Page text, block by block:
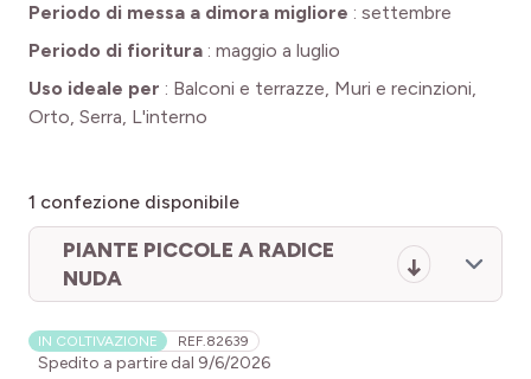
Periodo di messa a dimora migliore : settembre
Periodo di fioritura : maggio a luglio
Uso ideale per : Balconi e terrazze, Muri e recinzioni,
Orto, Serra, L'interno
1 confezione disponibile
PIANTE PICCOLE A RADICE
NUDA
IN COLTIVAZIONE REF.82639
Spedito a partire dal 9/6/2026